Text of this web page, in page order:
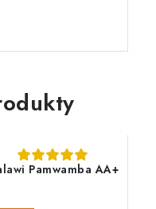
Pamwamba AA+